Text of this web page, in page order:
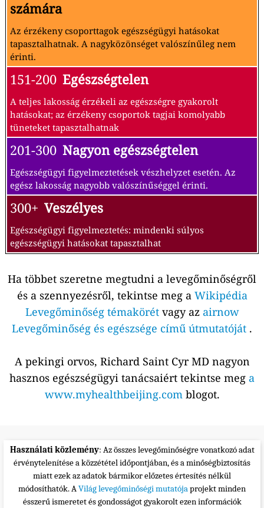
számára
Az érzékeny csoporttagok egészségügyi hatásokat
tapasztalhatnak. A nagyközönséget valószínűleg nem
érinti.
151-200 Egészségtelen
A teljes lakosság érzékeli az egészségre gyakorolt
hatásokat; az érzékeny csoportok tagjai komolyabb
tüneteket tapasztalhatnak
201-300 Nagyon egészségtelen
Egészségügyi figyelmeztetések vészhelyzet esetén. Az
egész lakosság nagyobb valószínűséggel érinti.
300+ Veszélyes
Egészségügyi figyelmeztetés: mindenki súlyos
egészségügyi hatásokat tapasztalhat
Ha többet szeretne megtudni a levegőminőségről
és a szennyezésről, tekintse meg a Wikipédia
Levegőminőség témakörétvagy az airnow
Levegőminőség és egészsége című útmutatóját .
A pekingi orvos, Richard Saint Cyr MD nagyon
hasznos egészségügyi tanácsaiért tekintse meg a
www.myhealthbeijing.comblogot.
Használati közlemény: Az összes levegőminőségre vonatkozó adat
érvénytelenítése a közzététel időpontjában, és a minőségbiztosítás
miatt ezek az adatok bármikor előzetes értesítés nélkül
módosíthatók. AVilág levegőminőségi mutatójaprojekt minden
ésszerű ismeretet és gondosságot gyakorolt ezen információk